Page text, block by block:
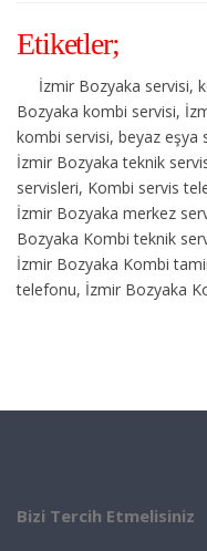
Etiketler;
İzmir Bozyaka servisi,
Bozyaka kombi servisi,
kombi servisi, beyaz eşya
İzmir Bozyaka teknik
servisleri, Kombi servis
İzmir Bozyaka merkez
Bozyaka Kombi teknik
İzmir Bozyaka Kombi
telefonu, İzmir Bozyaka
Bizi Tercih Etmelisiniz